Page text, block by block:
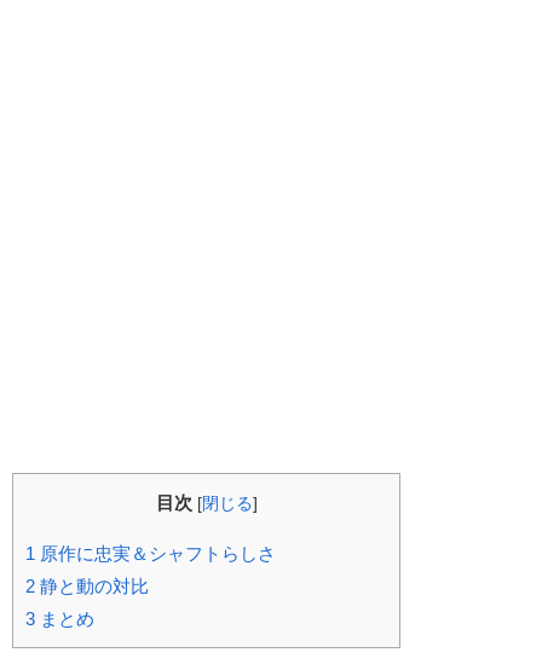
目次 [閉じる]
1 原作に忠実＆シャフトらしさ
2 静と動の対比
3 まとめ